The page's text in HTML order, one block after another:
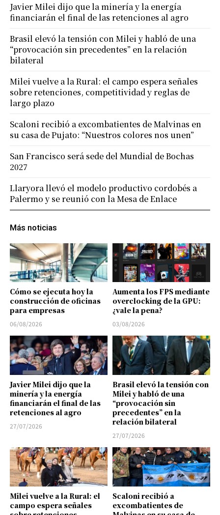
Más noticias
Cómo se ejecuta hoy la
construcción de oficinas
para empresas
06/08/2026
Aumenta los FPS mediante
overclocking de la GPU:
¿vale la pena?
03/08/2026
Javier Milei dijo que la
minería y la energía
financiarán el final de las
retenciones al agro
27/07/2026
Brasil elevó la tensión con
Milei y habló de una
“provocación sin
precedentes” en la
relación bilateral
27/07/2026
Milei vuelve a la Rural: el
campo espera señales
Scaloni recibió a
excombatientes de
Javier Milei dijo que la minería y la energía
financiarán el final de las retenciones al agro
Brasil elevó la tensión con Milei y habló de una
“provocación sin precedentes” en la relación
bilateral
Milei vuelve a la Rural: el campo espera señales
sobre retenciones, competitividad y reglas de
largo plazo
Scaloni recibió a excombatientes de Malvinas en
su casa de Pujato: “Nuestros colores nos unen”
San Francisco será sede del Mundial de Bochas
2027
Llaryora llevó el modelo productivo cordobés a
Palermo y se reunió con la Mesa de Enlace